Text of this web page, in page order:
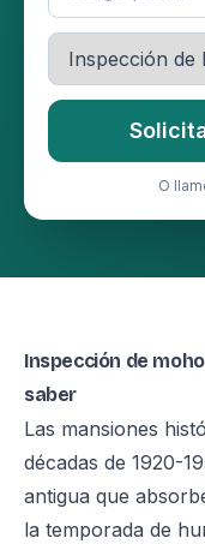
O
Inspección de
saber
Las mansiones
décadas de 1920-
antigua que
la temporada de